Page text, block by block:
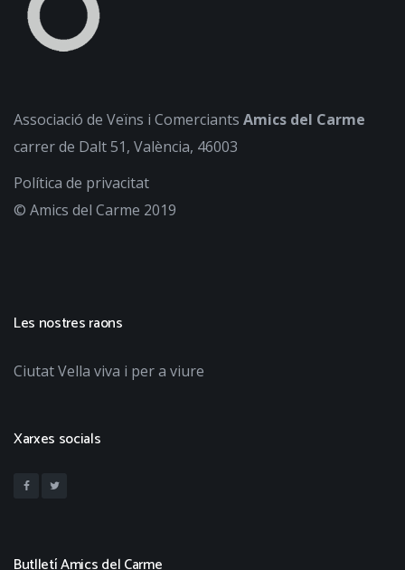
Associació de Veïns i Comerciants Amics del Carme
carrer de Dalt 51, València, 46003
Política de privacitat
© Amics del Carme 2019
Les nostres raons
Ciutat Vella viva i per a viure
Xarxes socials
Butlletí Amics del Carme